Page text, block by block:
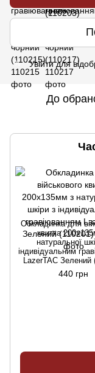
% Увійтидля
До
Обкладинка для
квитка
натуральної
індивідуальним
LazerTAC Зелений
440 грн